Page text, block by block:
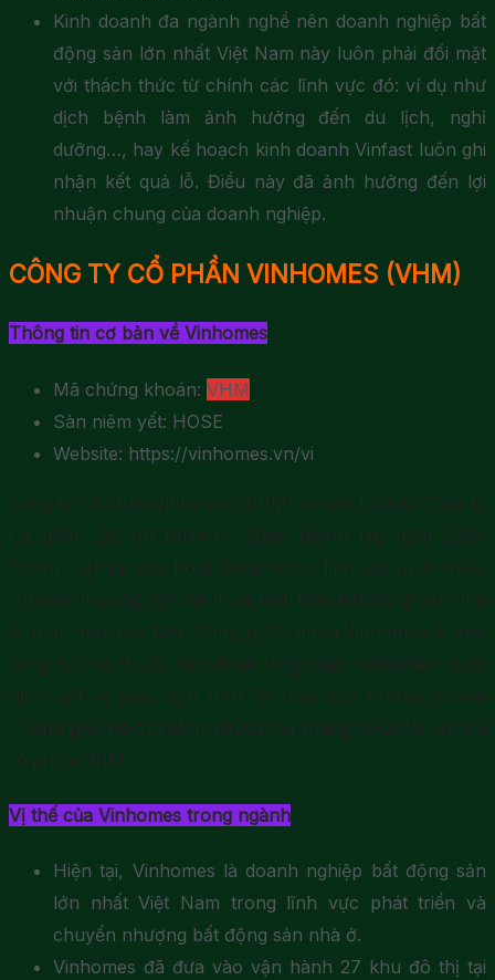
Kinh doanh đa ngành nghề nên doanh nghiệp bất
động sản lớn nhất Việt Nam này luôn phải đối mặt
với thách thức từ chính các lĩnh vực đó: ví dụ như
dịch bệnh làm ảnh hưởng đến du lịch, nghỉ
dưỡng…, hay kế hoạch kinh doanh Vinfast luôn ghi
nhận kết quả lỗ. Điều này đã ảnh hưởng đến lợi
nhuận chung của doanh nghiệp.
CÔNG TY CỔ PHẦN VINHOMES (VHM)
Thông tin cơ bản về Vinhomes
Mã chứng khoán: VHM
Sàn niêm yết: HOSE
Website: https://vinhomes.vn/vi
Công ty Cổ phần Vinhomes (VHM) có tiền thân là Công ty
Cổ phần Đô thị BIDV-PP được thành lập năm 2008.
Doanh nghiệp này hoạt động trong lĩnh vực phát triển,
chuyển nhượng, vận hành và khai thác bất động sản nhà
ở phức hợp. Đặc biệt, Công ty Cổ phần Vinhomes là một
công ty con thuộc Tập đoàn Vingroup. Vinhomes được
niêm yết và giao dịch trên Sở Giao dịch Chứng khoán
Thành phố Hồ Chí Minh (HOSE) từ tháng 05/2018, với mã
cổ phiếu VHM.
Vị thế của Vinhomes trong ngành
Hiện tại, Vinhomes là doanh nghiệp bất động sản
lớn nhất Việt Nam trong lĩnh vực phát triển và
chuyển nhượng bất động sản nhà ở.
Vinhomes đã đưa vào vận hành 27 khu đô thị tại